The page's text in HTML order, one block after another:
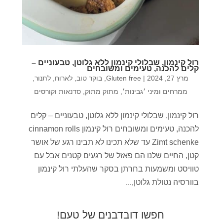
רול קינמון, שבלולי קינמון ללא גלוטן, טבעוניים –
קלים להכנה, טעימים ומשובחים
מרץ 27, 2024 |
Gluten free בוקר טוב לארוח לתנור
ממרחים ומיני ׳גבינות׳
מתוק מתוק ,סדנאות וקורסים
רול קינמון, שבלולי קינמון ללא גלוטן, טבעוניים – קלים
להכנה, טעימים ומשובחים רול קינמון cinnamon rolls
Zimt schenke עד שלא תכינו לא תבינו רגע של אושר
קטן, החיים שלנו הם פאזל של רגעים קטנים אבל עם
טוויסט ומשמעות בחרתן בסקר שהעלתי רול קינמון
בוורסיה נטולת גלוטן,...
חפשו דובדבנים של טעם!